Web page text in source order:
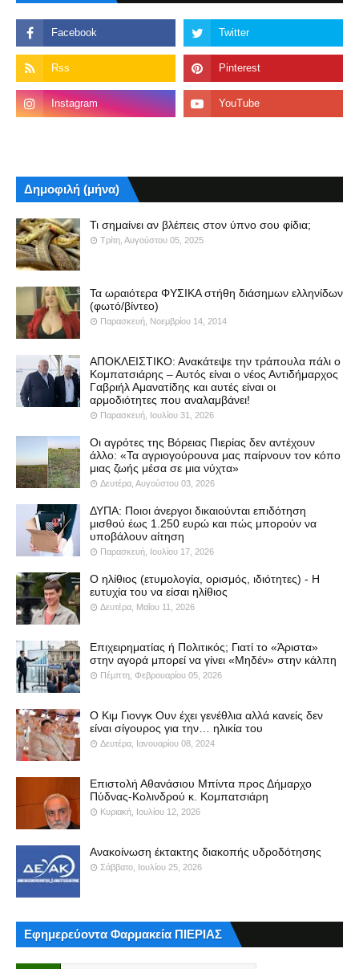
Δημοφιλή (μήνα)
Τι σημαίνει αν βλέπεις στον ύπνο σου φίδια;
Τρίτη, Αυγούστου 05, 2025
Τα ωραιότερα ΦΥΣΙΚΑ στήθη διάσημων ελληνίδων
(φωτό/βίντεο)
Παρασκευή, Νοεμβρίου 14, 2014
ΑΠΟΚΛΕΙΣΤΙΚΟ: Ανακάτεψε την τράπουλα πάλι ο
Κομπατσιάρης – Αυτός είναι ο νέος Αντιδήμαρχος
Γαβριήλ Αμανατίδης και αυτές είναι οι
αρμοδιότητες που αναλαμβάνει!
Παρασκευή, Ιουλίου 31, 2026
Οι αγρότες της Βόρειας Πιερίας δεν αντέχουν
άλλο: «Τα αγριογούρουνα μας παίρνουν τον κόπο
μιας ζωής μέσα σε μια νύχτα»
Δευτέρα, Αυγούστου 03, 2026
ΔΥΠΑ: Ποιοι άνεργοι δικαιούνται επιδότηση
μισθού έως 1.250 ευρώ και πώς μπορούν να
υποβάλουν αίτηση
Παρασκευή, Ιουλίου 17, 2026
Ο ηλίθιος (ετυμολογία, ορισμός, ιδιότητες) - Η
ευτυχία του να είσαι ηλίθιος
Δευτέρα, Μαΐου 11, 2026
Επιχειρηματίας ή Πολιτικός; Γιατί το «Άριστα»
στην αγορά μπορεί να γίνει «Μηδέν» στην κάλπη
Πέμπτη, Φεβρουαρίου 05, 2026
Ο Κιμ Γιονγκ Ουν έχει γενέθλια αλλά κανείς δεν
είναι σίγουρος για την… ηλικία του
Δευτέρα, Ιανουαρίου 08, 2024
Επιστολή Αθανάσιου Μπίντα προς Δήμαρχο
Πύδνας-Κολινδρού κ. Κομπατσιάρη
Κυριακή, Ιουλίου 12, 2026
Ανακοίνωση έκτακτης διακοπής υδροδότησης
Σάββατο, Ιουλίου 25, 2026
Εφημερεύοντα Φαρμακεία ΠΙΕΡΙΑΣ